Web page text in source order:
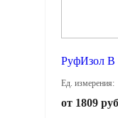
РуфИзол В
Ед. измерения:
от 1809